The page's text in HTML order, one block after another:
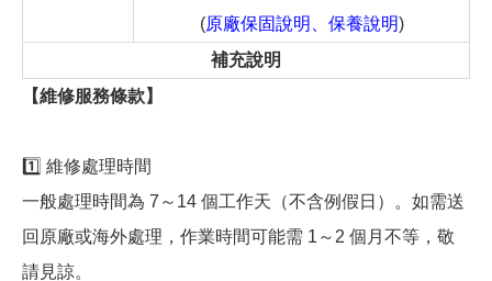
(原廠保固說明、保養說明)
補充說明
【維修服務條款】
1️⃣ 維修處理時間
一般處理時間為 7～14 個工作天（不含例假日）。如需送
回原廠或海外處理，作業時間可能需 1～2 個月不等，敬
請見諒。